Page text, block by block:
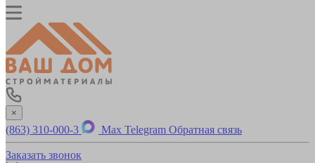
×
(863) 310-000-3 Max Telegram Обратная связь
Заказать звонок